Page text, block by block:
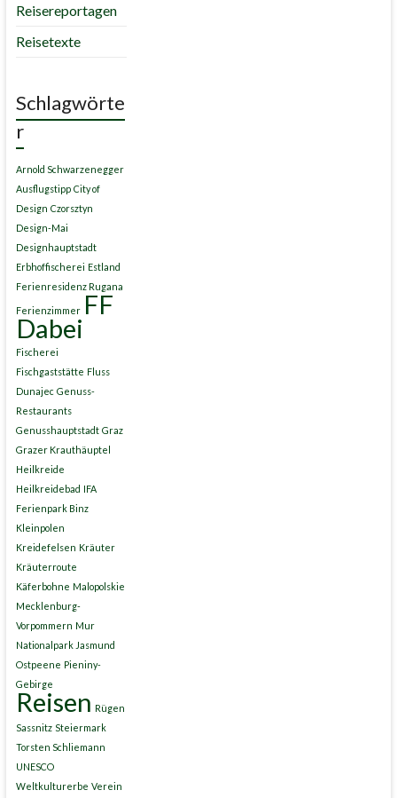
Reisereportagen
Reisetexte
Schlagwörte
r
Arnold Schwarzenegger
Ausflugstipp City of
Design Czorsztyn
Design-Mai
Designhauptstadt
Erbhoffischerei Estland
Ferienresidenz Rugana
Ferienzimmer FF
Dabei
Fischerei
Fischgaststätte Fluss
Dunajec Genuss-
Restaurants
Genusshauptstadt Graz
Grazer Krauthäuptel
Heilkreide
Heilkreidebad IFA
Ferienpark Binz
Kleinpolen
Kreidefelsen Kräuter
Kräuterroute
Käferbohne Malopolskie
Mecklenburg-
Vorpommern Mur
Nationalpark Jasmund
Ostpeene Pieniny-
Gebirge
Reisen Rügen
Sassnitz Steiermark
Torsten Schliemann
UNESCO
Weltkulturerbe Verein